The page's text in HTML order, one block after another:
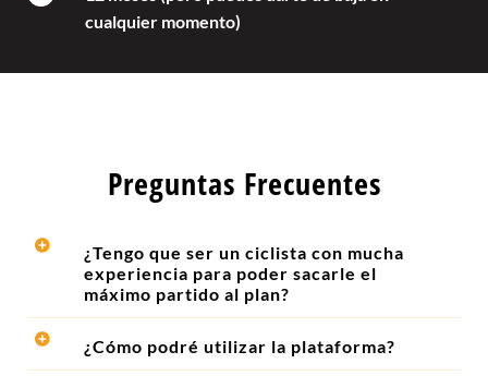
cualquier momento)
Preguntas Frecuentes
¿Tengo que ser un ciclista con mucha
experiencia para poder sacarle el
máximo partido al plan?
¿Cómo podré utilizar la plataforma?